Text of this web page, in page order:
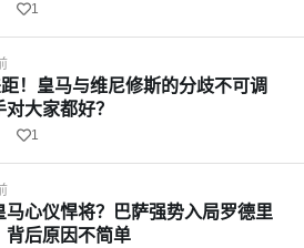
1
！皇马与维尼修斯的分歧不可调
大家都好？
1
马心仪悍将？巴萨强势入局罗德里
背后原因不简单